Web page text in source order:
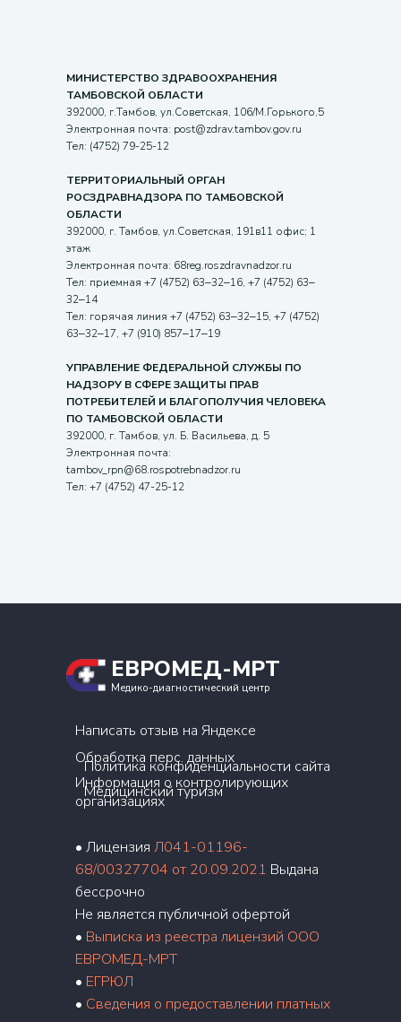
МИНИСТЕРСТВО ЗДРАВООХРАНЕНИЯ
ТАМБОВСКОЙ ОБЛАСТИ
392000, г.Тамбов, ул.Советская, 106/М.Горького,5
Электронная почта: post@zdrav.tambov.gov.ru
Тел: (4752) 79-25-12
ТЕРРИТОРИАЛЬНЫЙ ОРГАН
РОСЗДРАВНАДЗОРА ПО ТАМБОВСКОЙ
ОБЛАСТИ
392000, г. Тамбов, ул.Советская, 191в11 офис; 1
этаж
Электронная почта: 68reg.roszdravnadzor.ru
Тел: приемная +7 (4752) 63‒32‒16, +7 (4752) 63‒
32‒14
Тел: горячая линия +7 (4752) 63‒32‒15, +7 (4752)
63‒32‒17, +7 (910) 857‒17‒19
УПРАВЛЕНИЕ ФЕДЕРАЛЬНОЙ СЛУЖБЫ ПО
НАДЗОРУ В СФЕРЕ ЗАЩИТЫ ПРАВ
ПОТРЕБИТЕЛЕЙ И БЛАГОПОЛУЧИЯ ЧЕЛОВЕКА
ПО ТАМБОВСКОЙ ОБЛАСТИ
392000, г. Тамбов, ул. Б. Васильева, д. 5
Электронная почта:
tambov_rpn@68.rospotrebnadzor.ru
Тел: +7 (4752) 47-25-12
ЕВРОМЕД-МРТ
Медико-диагностический центр
• Лицензия Л041-01196-
68/00327704 от 20.09.2021 Выдана
бессрочно
Не является публичной офертой
• Выписка из реестра лицензий ООО
ЕВРОМЕД-МРТ
• ЕГРЮЛ
• Сведения о предоставлении платных
Написать отзыв на Яндексе
Обработка перс. данных
Политика конфиденциальности сайта
Информация о контролирующих
организациях
Медицинский туризм